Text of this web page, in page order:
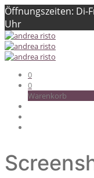
Öffnungszeiten: Di-
Uhr
0
0
Warenkorb